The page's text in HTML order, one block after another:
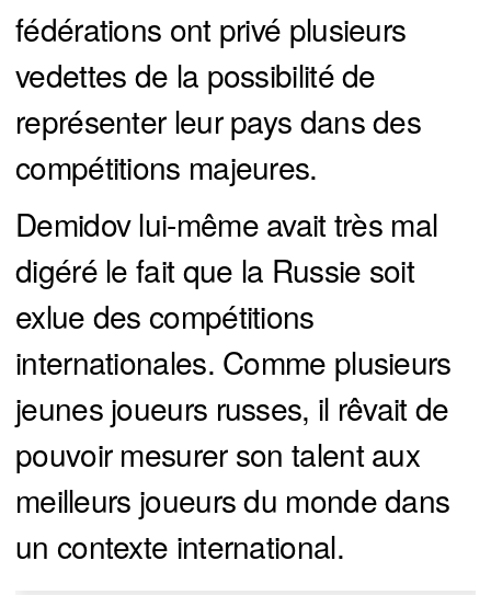
fédérations ont privé plusieurs
vedettes de la possibilité de
représenter leur pays dans des
compétitions majeures.
Demidov lui-même avait très mal
digéré le fait que la Russie soit
exlue des compétitions
internationales. Comme plusieurs
jeunes joueurs russes, il rêvait de
pouvoir mesurer son talent aux
meilleurs joueurs du monde dans
un contexte international.